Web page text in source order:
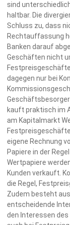
sind
haltbar. Die
Schluss zu, dass
Rechtauffassung
Banken darauf
Geschäften nicht
dagegen nur bei
kauft praktisch im
am Kapitalmarkt
eigene Rechnung
Papiere in der
Wertpapiere
Kunden verkauft.
die Regel,
Zudem besteht
entscheidende
den Interessen